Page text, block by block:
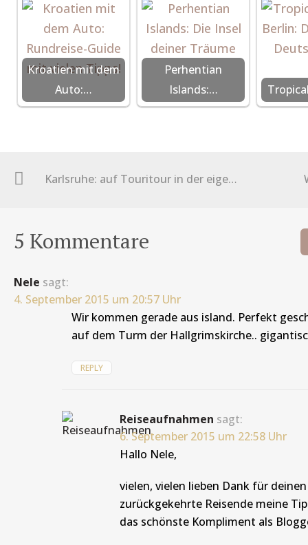
Kroatien mit dem
Auto:…
Perhentian
Islands:…
Karlsruhe: auf Touritour in der eigenen Stadt
5 Kommentare
Nele sagt:
4. September 2015 um 20:57 Uhr
Wir kommen gerade aus island. Perfekt
auf dem Turm der Hallgrimskirche..
REPLY
Reiseaufnahmen sagt:
6. September 2015 um 22:58 Uhr
Hallo Nele,
vielen, vielen lieben Dank für
zurückgekehrte Reisende meine
das schönste Kompliment als